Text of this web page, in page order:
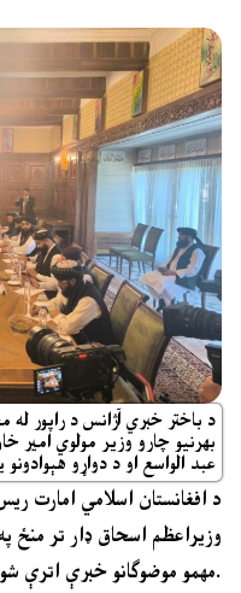
د باختر خبري آژانس د راپور
بهرنيو چارو وزير مولوي
عبد الواسع او د دواړو
د افغانستان اسلامي امارت
وزیراعظم اسحاق ډار تر منځ
مهمو موضوګانو خبرې اترې شوي دي.